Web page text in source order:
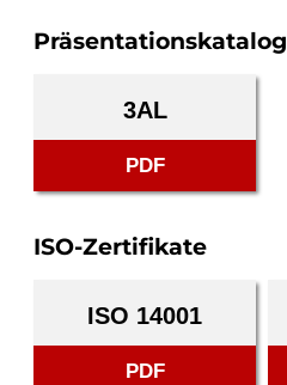
Präsentationskatalog
3AL
PDF
ISO-Zertifikate
ISO 14001
PDF